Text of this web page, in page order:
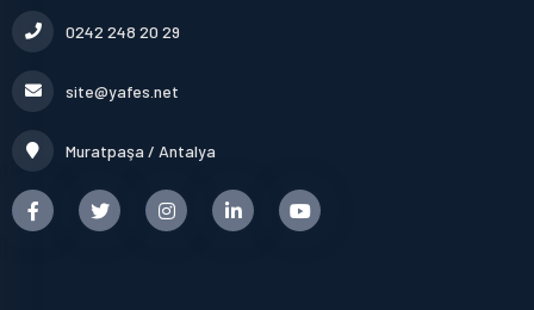
0242 248 20 29
site@yafes.net
Muratpaşa / Antalya